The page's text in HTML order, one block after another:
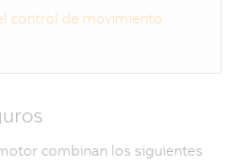
control de movimiento
combinan los siguientes